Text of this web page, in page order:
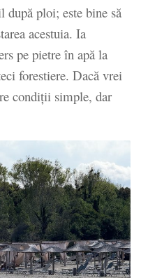
ploi; este bine să
acestuia. Ia
pe pietre în apă la
forestiere. Dacă vrei
condiţii simple, dar